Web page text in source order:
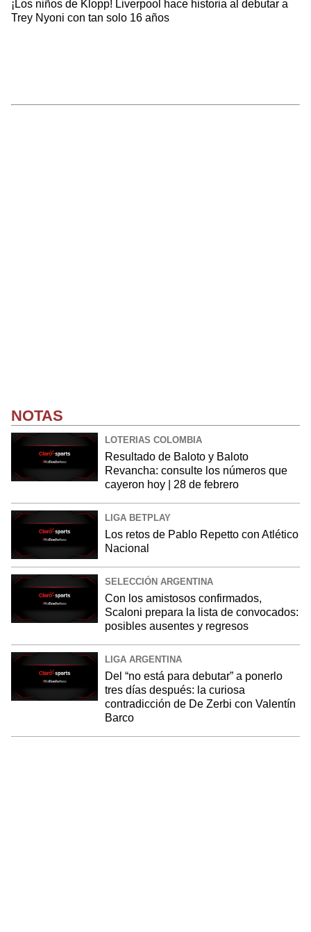
¡Los niños de Klopp! Liverpool hace historia al debutar a
Trey Nyoni con tan solo 16 años
NOTAS
LOTERIAS COLOMBIA
Resultado de Baloto y Baloto
Revancha: consulte los números que
cayeron hoy | 28 de febrero
LIGA BETPLAY
Los retos de Pablo Repetto con Atlético
Nacional
SELECCIÓN ARGENTINA
Con los amistosos confirmados,
Scaloni prepara la lista de convocados:
posibles ausentes y regresos
LIGA ARGENTINA
Del “no está para debutar” a ponerlo
tres días después: la curiosa
contradicción de De Zerbi con Valentín
Barco